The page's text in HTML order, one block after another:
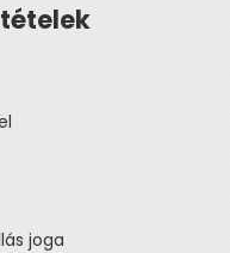
joga